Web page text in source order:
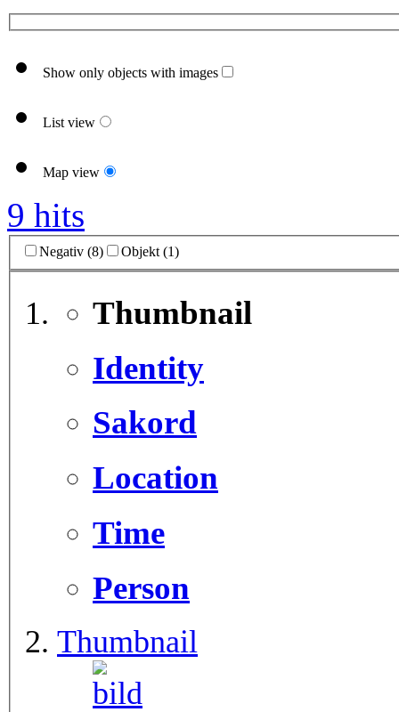
Show only objects with images
List view
Map view
9 hits
Negativ (8) Objekt (1)
Thumbnail
Identity
Sakord
Location
Time
Person
Thumbnail